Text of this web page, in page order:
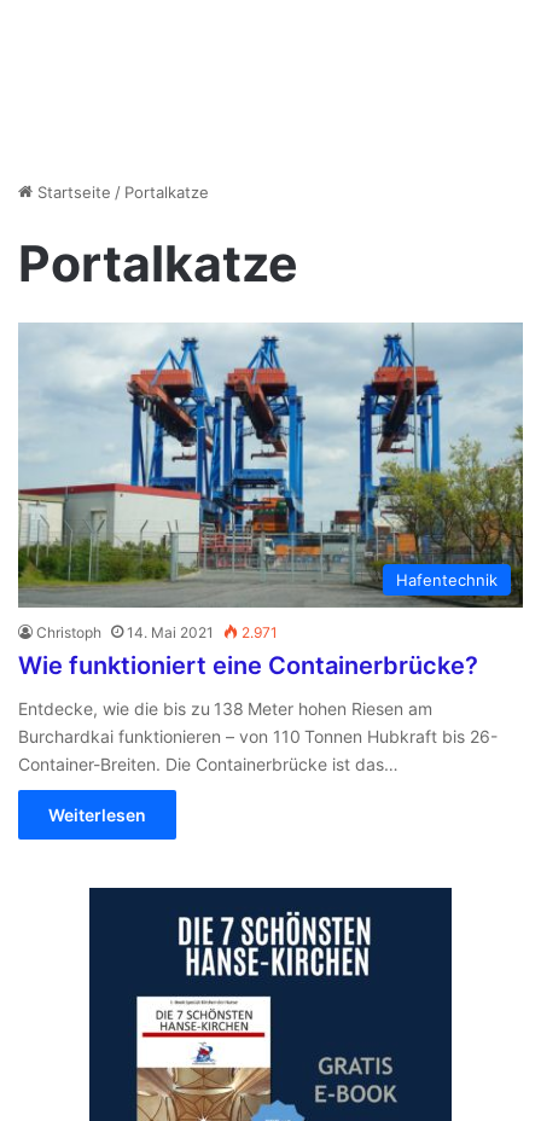
Startseite / Portalkatze
Portalkatze
Hafentechnik
Christoph 14. Mai 2021 2.971
Wie funktioniert eine Containerbrücke?
Entdecke, wie die bis zu 138 Meter hohen Riesen am
Burchardkai funktionieren – von 110 Tonnen Hubkraft bis 26-
Container-Breiten. Die Containerbrücke ist das…
Weiterlesen